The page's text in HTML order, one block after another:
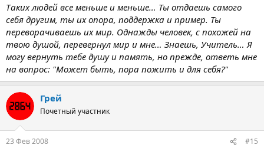
Таких людей все меньше и меньше… Ты отдаешь самого
себя другим, ты их опора, поддержка и пример. Ты
переворачиваешь их мир. Однажды человек, с похожей на
твою душой, перевернул мир и мне… Знаешь, Учитель… Я
могу вернуть тебе душу и память, но прежде, ответь мне
на вопрос: "Может быть, пора пожить и для себя?"
Грей
Почетный участник
23 Фев 2008 #15